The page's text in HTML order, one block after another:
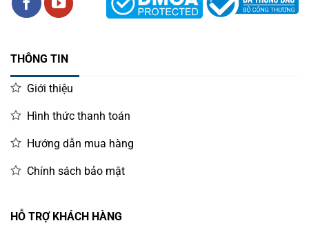
THÔNG TIN
Giới thiệu
Hình thức thanh toán
Hướng dẫn mua hàng
Chính sách bảo mật
HỖ TRỢ KHÁCH HÀNG